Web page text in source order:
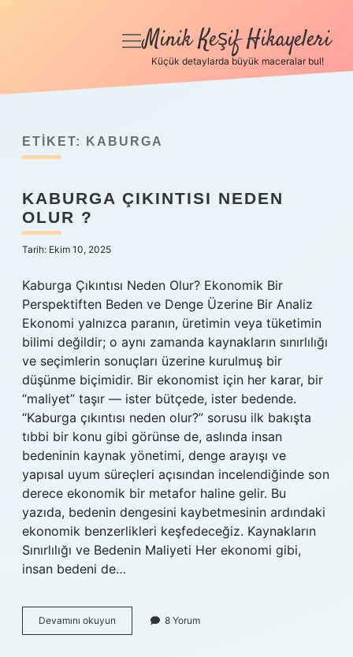
Anasayfa
Yasal Uyarı
Hakkımızda
menüyü
Minik Keşif Hikayeleri
Küçük detaylarda büyük maceralar bul!
ETIKET: KABURGA
KABURGA ÇIKINTISI NEDEN
OLUR ?
Tarih: Ekim 10, 2025
Kaburga Çıkıntısı Neden Olur? Ekonomik Bir
Perspektiften Beden ve Denge Üzerine Bir Analiz
Ekonomi yalnızca paranın, üretimin veya tüketimin
bilimi değildir; o aynı zamanda kaynakların sınırlılığı
ve seçimlerin sonuçları üzerine kurulmuş bir
düşünme biçimidir. Bir ekonomist için her karar, bir
“maliyet” taşır — ister bütçede, ister bedende.
“Kaburga çıkıntısı neden olur?” sorusu ilk bakışta
tıbbi bir konu gibi görünse de, aslında insan
bedeninin kaynak yönetimi, denge arayışı ve
yapısal uyum süreçleri açısından incelendiğinde son
derece ekonomik bir metafor haline gelir. Bu
yazıda, bedenin dengesini kaybetmesinin ardındaki
ekonomik benzerlikleri keşfedeceğiz. Kaynakların
Sınırlılığı ve Bedenin Maliyeti Her ekonomi gibi,
insan bedeni de…
Devamını okuyun Kaburga
çıkıntısı
8 Yorum